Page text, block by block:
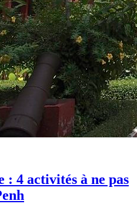
: 4 activités à ne pas